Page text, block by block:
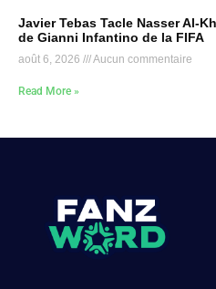
Javier Tebas Tacle Nasser Al-
de Gianni Infantino de la FIFA
août 6, 2026 Aucun commentaire
Read More »